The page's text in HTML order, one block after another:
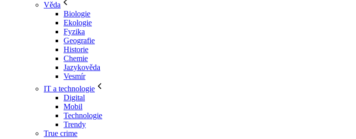
Věda
Biologie
Ekologie
Fyzika
Geografie
Historie
Chemie
Jazykověda
Vesmír
IT a technologie
Digital
Mobil
Technologie
Trendy
True crime